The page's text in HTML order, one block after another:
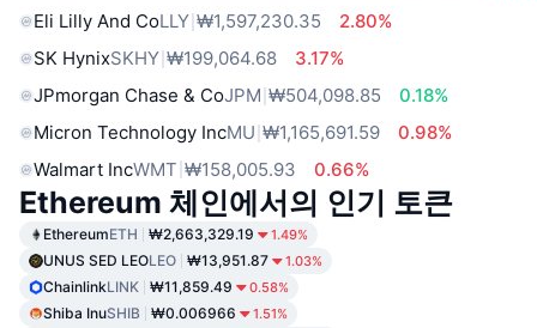
Eli Lilly And CoLLY ₩1,597,230.35
2.80%
SK HynixSKHY ₩199,064.68
3.17%
JPmorgan Chase & CoJPM ₩504,098.85
0.18%
Micron Technology IncMU ₩1,165,691.59
0.98%
Walmart IncWMT ₩158,005.93 0.66%
Ethereum 체인에서의 인기 토큰
EthereumETH ₩2,663,329.19 1.49%
UNUS SED LEOLEO ₩13,951.87 1.03%
ChainlinkLINK ₩11,859.49 0.58%
Shiba InuSHIB ₩0.006966 1.51%